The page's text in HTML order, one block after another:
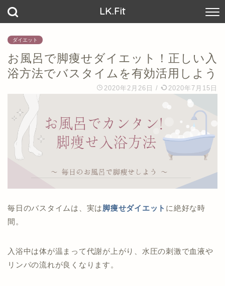
LK.Fit
ダイエット
お風呂で脚痩せダイエット！正しい入
浴方法でバスタイムを有効活用しよう
2020年2月26日 / 2020年7月15日
毎日のバスタイムは、実は脚痩せダイエット に絶好な時
間。
入浴中は体が温まって代謝が上がり、水圧の刺激で血液や
リンパの流れが良くなります。